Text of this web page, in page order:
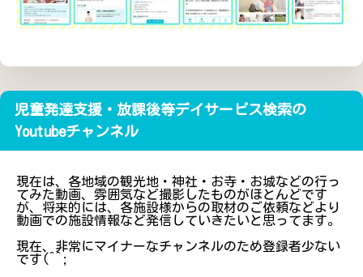
児童発達支援・放課後等デイサービス検索の
Youtubeチャンネル
現在は、各地域の観光地・神社・お寺・お城などの行っ
てみた動画、雰囲気など撮影したものがほとんどです
が、将来的には、各施設様からの取材のご依頼などより
動画での施設情報など発信していきたいと思ってます。
現在、非常にマイナーなチャンネルのため登録者少ない
です(^^;